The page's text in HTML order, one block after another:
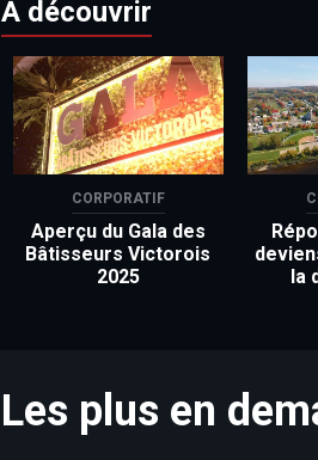
À découvrir
CORPORATIF
Aperçu du Gala des
Bâtisseurs Victorois
2025
la
Les plus en